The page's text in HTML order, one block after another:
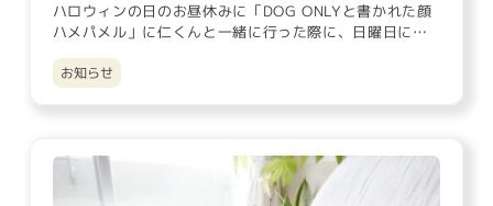
ハロウィンの日のお昼休みに「DOG ONLYと書かれた顔
ハメパメル」に仁くんと一緒に行った際に、日曜日に行
お知らせ